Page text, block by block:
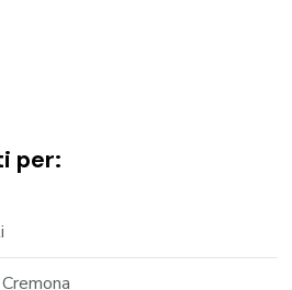
per: